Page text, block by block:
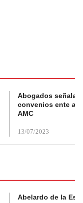
Abogados
convenios ente
AMC
13/07/2023
Abelardo de la